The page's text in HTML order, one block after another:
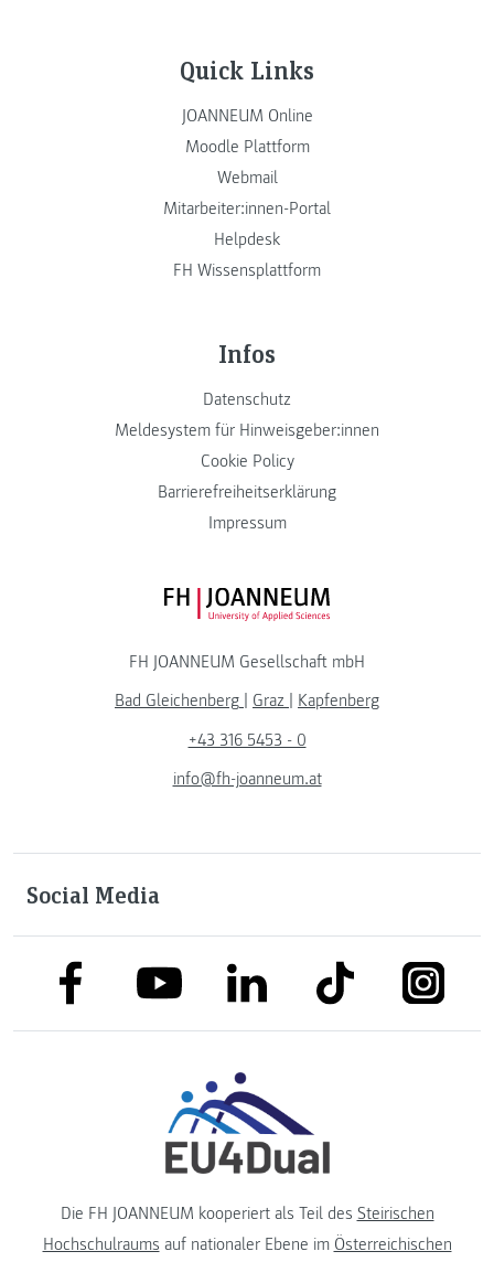
Quick Links
JOANNEUM Online
Moodle Plattform
Webmail
Mitarbeiter:innen-Portal
Helpdesk
FH Wissensplattform
Infos
Datenschutz
Meldesystem für Hinweisgeber:innen
Cookie Policy
Barrierefreiheitserklärung
Impressum
FH JOANNEUM Logo
FH JOANNEUM Gesellschaft mbH
Bad Gleichenberg
Graz
Kapfenberg
+43 316 5453 - 0
info@fh-joanneum.at
Social Media
link to facebooklink to youtubelink to linkedinlink to tiktok
Die FH JOANNEUM kooperiert als Teil des Steirischen
Hochschulraums auf nationaler Ebene im Österreichischen